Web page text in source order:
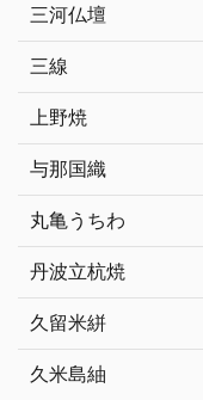
三河仏壇
三線
上野焼
与那国織
丸亀うちわ
丹波立杭焼
久留米絣
久米島紬